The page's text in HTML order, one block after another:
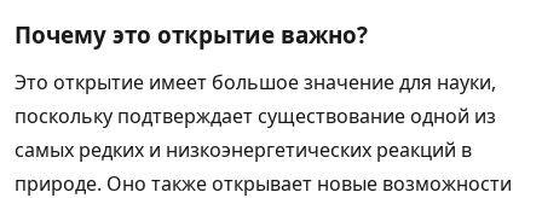
Почему это открытие важно?
Это открытие имеет большое значение для науки,
поскольку подтверждает существование одной из
самых редких и низкоэнергетических реакций в
природе. Оно также открывает новые возможности